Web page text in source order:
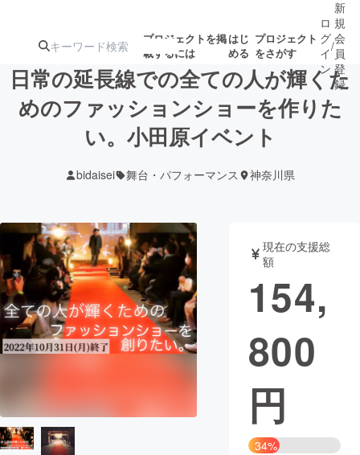
プロジェクトを掲
載するには
はじ
める
プロジェクト
をさがす
注目のリ
注目の新着プロ募集終了が近いプ
テクノロジー・ガジェット
映像・映画 書籍・雑誌
ビジネス・起業 チャレンジ
CAMPFIRE for Social Good
CAMPFIRE Creation
ロ
グ
イ
ン
/
新
規
会
員
登
録
日常の延長線での全ての人が輝くた
めのファッションショーを作りた
い。小田原イベント
bidaisei 舞台・パフォーマンス 神奈川県
現在の支援総
額
154,
800
円
34%